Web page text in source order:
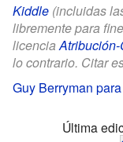
Kiddle (incluidas
libremente para
licencia
lo contrario. Citar
Guy Berryman
Última